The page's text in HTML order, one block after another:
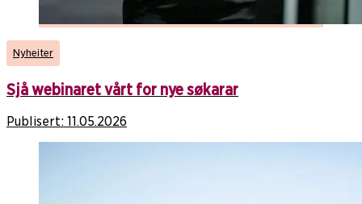
Nyheiter
Sjå webinaret vårt for nye søkarar
Publisert: 11.05.2026